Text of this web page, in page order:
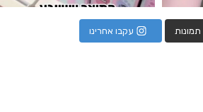
תמונות עקבו אחרינו